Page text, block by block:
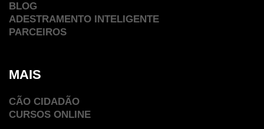
BLOG
ADESTRAMENTO INTELIGENTE
PARCEIROS
MAIS
CÃO CIDADÃO
CURSOS ONLINE